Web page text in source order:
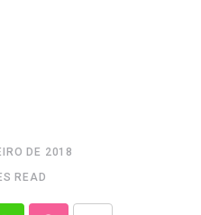
DE 2018
READ